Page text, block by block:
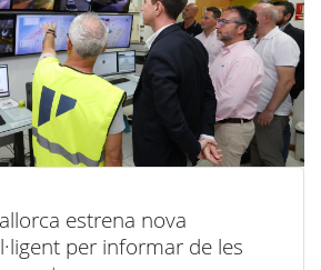
estrena nova
per informar de les